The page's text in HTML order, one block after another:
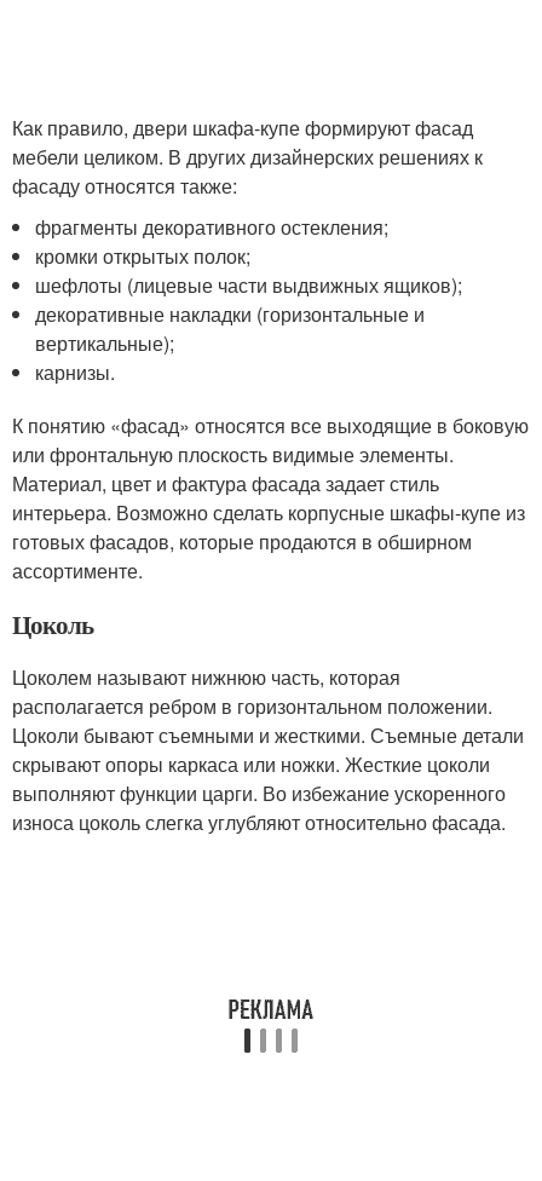
Как правило, двери шкафа-купе формируют фасад
мебели целиком. В других дизайнерских решениях к
фасаду относятся также:
фрагменты декоративного остекления;
кромки открытых полок;
шефлоты (лицевые части выдвижных ящиков);
декоративные накладки (горизонтальные и
вертикальные);
карнизы.
К понятию «фасад» относятся все выходящие в боковую
или фронтальную плоскость видимые элементы.
Материал, цвет и фактура фасада задает стиль
интерьера. Возможно сделать корпусные шкафы-купе из
готовых фасадов, которые продаются в обширном
ассортименте.
Цоколь
Цоколем называют нижнюю часть, которая
располагается ребром в горизонтальном положении.
Цоколи бывают съемными и жесткими. Съемные детали
скрывают опоры каркаса или ножки. Жесткие цоколи
выполняют функции царги. Во избежание ускоренного
износа цоколь слегка углубляют относительно фасада.